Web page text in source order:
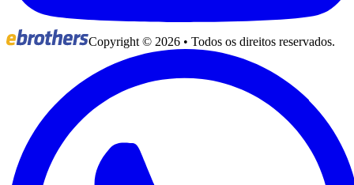
Copyright © 2026 • Todos os direitos reservados.